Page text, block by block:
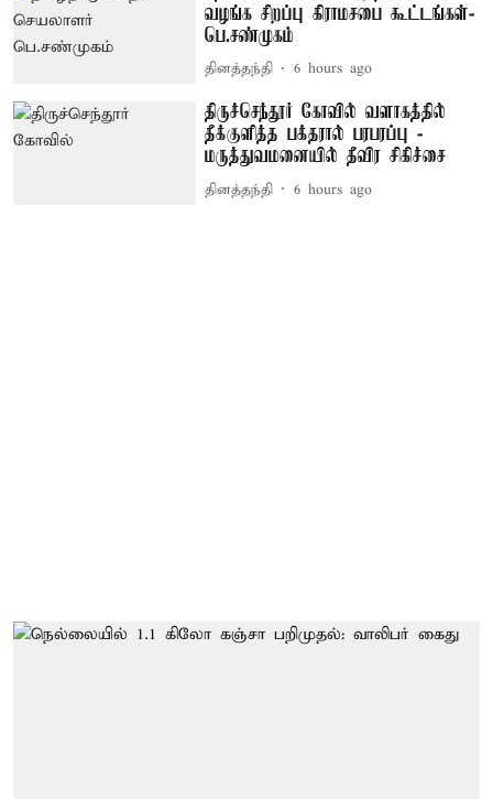
வழங்க சிறப்பு கிராமசபை கூட்டங்கள்-
பெ.சண்முகம்
தினத்தந்தி 6 hours ago
திருச்செந்தூர் கோவில் வளாகத்தில்
தீக்குளித்த பக்தரால் பரபரப்பு -
மருத்துவமனையில் தீவிர சிகிச்சை
தினத்தந்தி 6 hours ago